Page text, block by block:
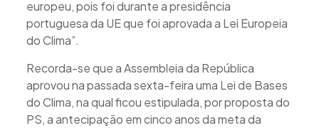
europeu, pois foi durante a presidência
portuguesa da UE que foi aprovada a Lei Europeia
do Clima”.
Recorda-se que a Assembleia da República
aprovou na passada sexta-feira uma Lei de Bases
do Clima, na qual ficou estipulada, por proposta do
PS, a antecipação em cinco anos da meta da